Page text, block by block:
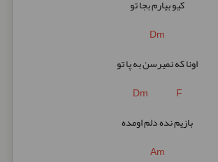
کیو بیارم بجا تو
Dm
اونا که نمیرسن به پا تو
Dm F
بازیم نده دلم اومده
Am